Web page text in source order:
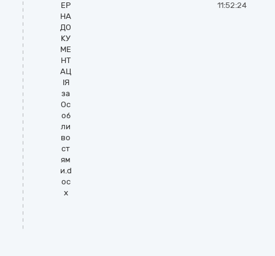
ЕР
НА
ДО
КУ
МЕ
НТ
АЦ
ІЯ
за
Ос
об
ли
во
ст
ям
и.d
oc
x
11:52:24